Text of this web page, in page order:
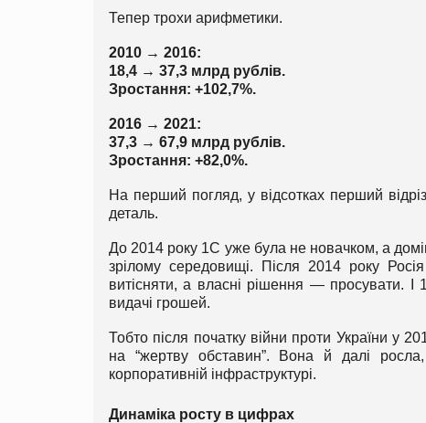
Тепер трохи арифметики.
2010 → 2016:
18,4 → 37,3 млрд рублів.
Зростання: +102,7%.
2016 → 2021:
37,3 → 67,9 млрд рублів.
Зростання: +82,0%.
На перший погляд, у відсотках перший
деталь.
До 2014 року 1С уже була не новачком, а
зрілому середовищі. Після 2014 року
витісняти, а власні рішення — просувати. І
видачі грошей.
Тобто після початку війни проти України у
на “жертву обставин”. Вона й далі
корпоративній інфраструктурі.
Динаміка росту в цифрах